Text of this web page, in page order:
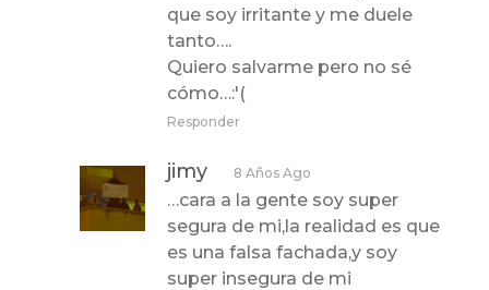
que soy irritante y me duele
tanto….
Quiero salvarme pero no sé
cómo…:'(
Responder
jimy 8 Años Ago
…cara a la gente soy super
segura de mi,la realidad es que
es una falsa fachada,y soy
super insegura de mi